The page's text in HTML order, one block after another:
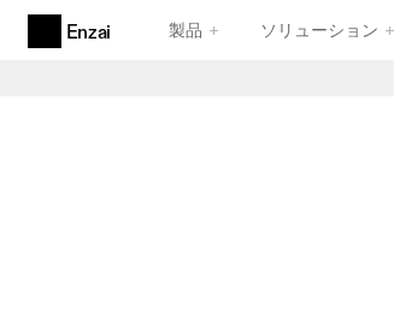
Enzai 製品 ソリューション